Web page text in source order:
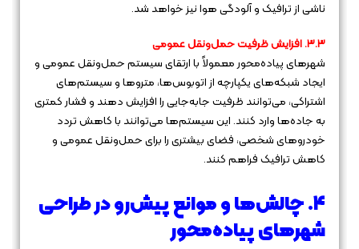
ناشی از ترافیک و آلودگی هوا نیز خواهد شد.
۳.۳. افزایش ظرفیت حمل‌ونقل عمومی
شهرهای پیاده‌محور معمولاً با ارتقای سیستم حمل‌ونقل عمومی و
ایجاد شبکه‌های یکپارچه از اتوبوس‌ها، متروها و سیستم‌های
اشتراکی، می‌توانند ظرفیت جابه‌جایی را افزایش دهند و فشار کمتری
به جاده‌ها وارد کنند. این سیستم‌ها می‌توانند با کاهش تردد
خودروهای شخصی، فضای بیشتری را برای حمل‌ونقل عمومی و
کاهش ترافیک فراهم کنند.
۴. چالش‌ها و موانع پیش‌رو در طراحی
شهرهای پیاده‌محور